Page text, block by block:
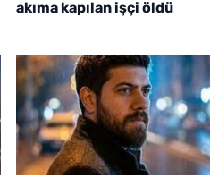
akıma kapılan işçi öldü